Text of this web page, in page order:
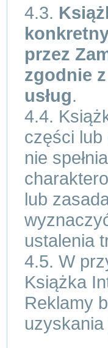
4.3.
przez
zgodnie
usług.
4.4.
części lub
nie
lub
ustalenia
4.5. W
Książka
Reklamy